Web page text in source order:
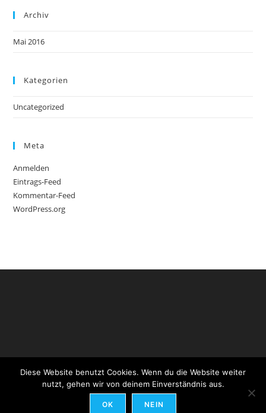
Archiv
Mai 2016
Kategorien
Uncategorized
Meta
Anmelden
Eintrags-Feed
Kommentar-Feed
WordPress.org
Impressum- Datenschutzerklärung-AGB-Kontakt
Diese Website benutzt Cookies. Wenn du die Website weiter
nutzt, gehen wir von deinem Einverständnis aus.
OK NEIN